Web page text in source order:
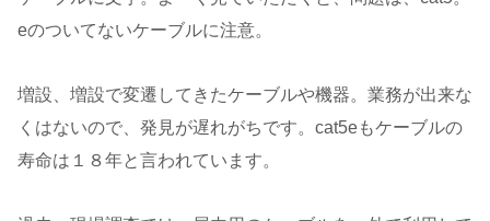
eのついてないケーブルに注意。
増設、増設で変遷してきたケーブルや機器。業務が出来な
くはないので、発見が遅れがちです。cat5eもケーブルの
寿命は１８年と言われています。